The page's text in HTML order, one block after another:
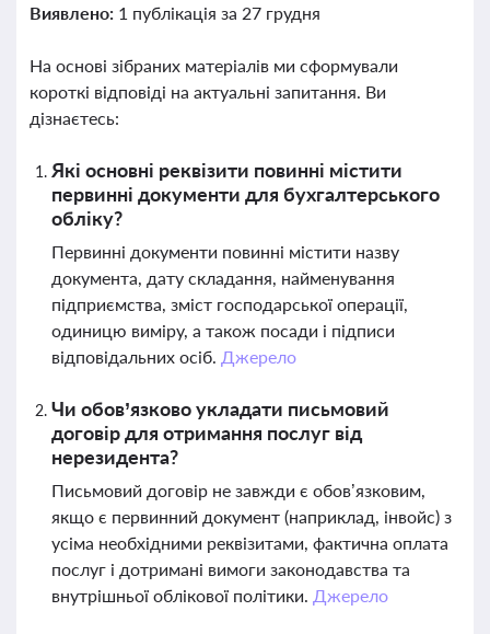
Виявлено: 1 публікація за 27 грудня
На основі зібраних матеріалів ми сформували
короткі відповіді на актуальні запитання. Ви
дізнаєтесь:
Які основні реквізити повинні містити
первинні документи для бухгалтерського
обліку?
Первинні документи повинні містити назву
документа, дату складання, найменування
підприємства, зміст господарської операції,
одиницю виміру, а також посади і підписи
відповідальних осіб. Джерело
Чи обов’язково укладати письмовий
договір для отримання послуг від
нерезидента?
Письмовий договір не завжди є обов’язковим,
якщо є первинний документ (наприклад, інвойс) з
усіма необхідними реквізитами, фактична оплата
послуг і дотримані вимоги законодавства та
внутрішньої облікової політики. Джерело